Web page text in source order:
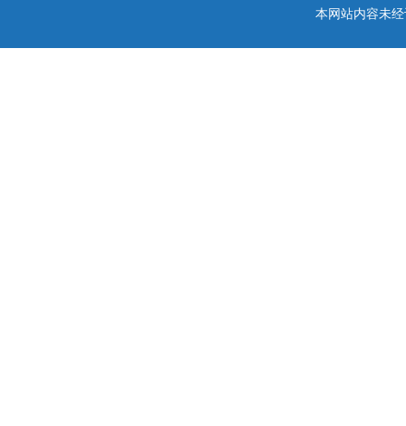
本网站内容未